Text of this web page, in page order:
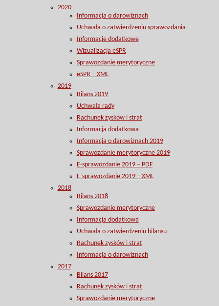
2020
Informacja o darowiznach
Uchwała o zatwierdzeniu sprawozdania
Informacje dodatkowe
Wizualizacja eSPR
Sprawozdanie merytoryczne
eSPR – XML
2019
Bilans 2019
Uchwała rady
Rachunek zysków i strat
Informacja dodatkowa
Informacja o darowiznach 2019
Sprawozdanie merytoryczne 2019
E-sprawozdanie 2019 – PDF
E-sprawozdanie 2019 – XML
2018
Bilans 2018
Sprawozdanie merytoryczne
Informacja dodatkowa
Uchwała o zatwierdzeniu bilansu
Rachunek zysków i strat
Informacja o darowiznach
2017
Bilans 2017
Rachunek zysków i strat
Sprawozdanie merytoryczne